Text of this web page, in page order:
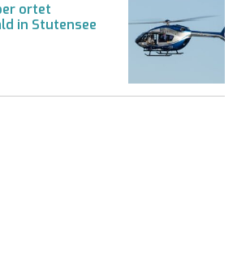
ortet
in Stutensee